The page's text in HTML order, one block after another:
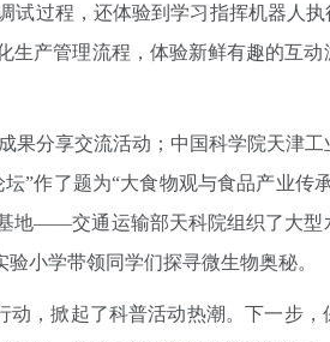
过程，还体验到学习指挥机器人执
生产管理流程，体验新鲜有趣的互动
分享交流活动；中国科学院天津工
”作了题为“大食物观与食品产业传
地——交通运输部天科院组织了大型
小学带领同学们探寻微生物奥秘。
，掀起了科普活动热潮。下一步，